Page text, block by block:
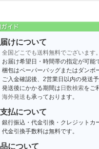
けについて
全国どこでも送料無料でございます。
お届け希望日・時間帯の指定が可能
梱包はペーパーバッグまたはダンボ
ご入金確認後、2営業日以内の発送予
発送後にかかる期間は 日数検索をご
海外発送 も承っております。
払について
銀行振込・代金引換・クレジットカ
代金引換手数料は無料です。
について